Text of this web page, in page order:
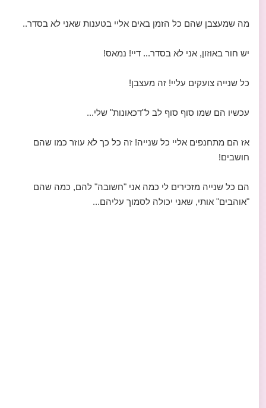
מה שמעצבן שהם כל הזמן באים אליי בטענות שאני לא בסדר..
יש חור באוזון, אני לא בסדר... דיי! נמאס!
כל שנייה צועקים עליי! זה מעצבן!
עכשיו הם שמו סוף סוף לב ל"דכאונות" שלי...
אז הם מתחנפים אליי כל שנייה! זה כל כך לא עוזר כמו שהם
חושבים!
הם כל שנייה מזכירים לי כמה אני "חשובה" להם, כמה שהם
"אוהבים" אותי, שאני יכולה לסמוך עליהם...